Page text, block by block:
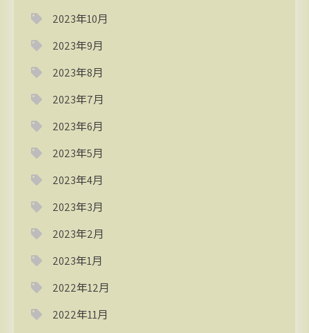
2023年10月
2023年9月
2023年8月
2023年7月
2023年6月
2023年5月
2023年4月
2023年3月
2023年2月
2023年1月
2022年12月
2022年11月